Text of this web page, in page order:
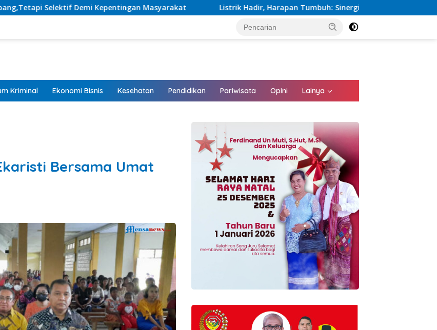
Kepentingan Masyarakat Listrik Hadir, Harapan Tumbuh: Sinergi Kementerian dan PLN Percepat
Kriminal Ekonomi Bisnis Kesehatan Pendidikan Pariwisata Opini Lainya
Bersama Umat